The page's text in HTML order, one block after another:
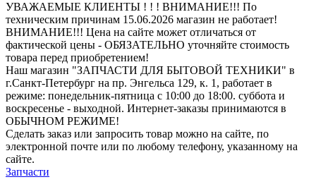
УВАЖАЕМЫЕ КЛИЕНТЫ ! ! ! ВНИМАНИЕ!!! По
техническим причинам 15.06.2026 магазин не работает!
ВНИМАНИЕ!!! Цена на сайте может отличаться от
фактической цены - ОБЯЗАТЕЛЬНО уточняйте стоимость
товара перед приобретением!
Наш магазин "ЗАПЧАСТИ ДЛЯ БЫТОВОЙ ТЕХНИКИ" в
г.Санкт-Петербург на пр. Энгельса 129, к. 1, работает в
режиме: понедельник-пятница с 10:00 до 18:00. суббота и
воскресенье - выходной. Интернет-заказы принимаются в
ОБЫЧНОМ РЕЖИМЕ!
Сделать заказ или запросить товар можно на сайте, по
электронной почте или по любому телефону, указанному на
сайте.
Запчасти